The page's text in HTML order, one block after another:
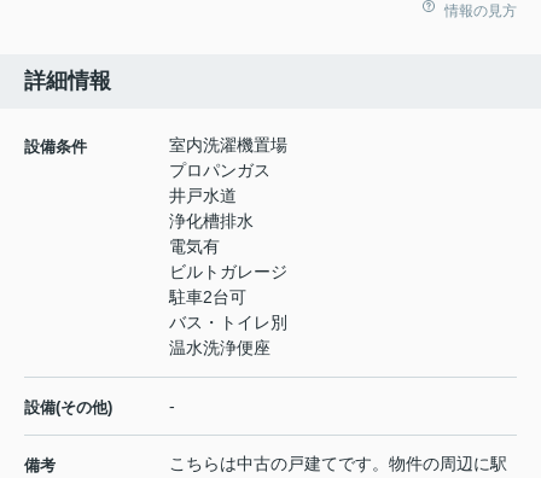
情報の見方
詳細情報
設備条件
室内洗濯機置場
プロパンガス
井戸水道
浄化槽排水
電気有
ビルトガレージ
駐車2台可
バス・トイレ別
温水洗浄便座
設備(その他) -
備考
こちらは中古の戸建てです。物件の周辺に駅